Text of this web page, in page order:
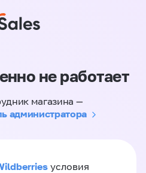
не работает
магазина —
администратора
условия